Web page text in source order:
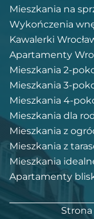
Mieszkania na
Wykończenia
Kawalerki
Apartamenty
Mieszkania 2-
Mieszkania 3-
Mieszkania 4-
Mieszkania dla
Mieszkania z
Mieszkania z
Mieszkania
Apartamenty